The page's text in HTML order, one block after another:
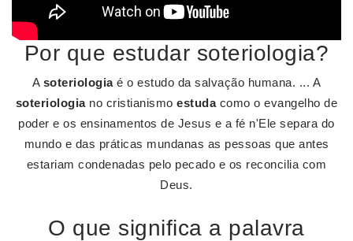
Por que estudar soteriologia?
A soteriologiaé o estudo da salvação humana. ... A
soteriologiano cristianismoestudacomo o evangelho de
poder e os ensinamentos de Jesus e a fé n'Ele separa do
mundo e das práticas mundanas as pessoas que antes
estariam condenadas pelo pecado e os reconcilia com
Deus.
O que significa a palavra